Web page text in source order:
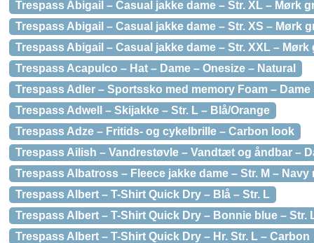
Trespass Abigail – Casual jakke dame – Str. XL – Mørk
Trespass Abigail – Casual jakke dame – Str. XS – Mørk
Trespass Abigail – Casual jakke dame – Str. XXL – Mørk
Trespass Acapulco – Hat – Dame – Onesize – Natural
Trespass Adler – Sportssko med memory Foam – Dame
Trespass Adwell – Skijakke – Str. L – Blå/Orange
Trespass Adze – Fritids- og cykelbrille – Carbon look
Trespass Ailish – Vandrestøvle – Vandtæt og åndbar –
Trespass Albatross – Fleece jakke dame – Str. M – Navy
Trespass Albert – T-Shirt Quick Dry – Blå – Str. L
Trespass Albert – T-Shirt Quick Dry – Bonnie blue – Str.
Trespass Albert – T-Shirt Quick Dry – Hr. Str. L – Carbon